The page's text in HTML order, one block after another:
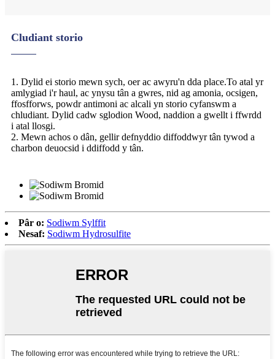
Cludiant storio
1. Dylid ei storio mewn sych, oer ac awyru'n dda place.To atal yr
amlygiad i'r haul, ac ynysu tân a gwres, nid ag amonia, ocsigen,
ffosfforws, powdr antimoni ac alcali yn storio cyfanswm a
chludiant. Dylid cadw sglodion Wood, naddion a gwellt i ffwrdd
i atal llosgi.
2. Mewn achos o dân, gellir defnyddio diffoddwyr tân tywod a
charbon deuocsid i ddiffodd y tân.
Pâr o: Sodiwm Sylffit
Nesaf: Sodiwm Hydrosulfite